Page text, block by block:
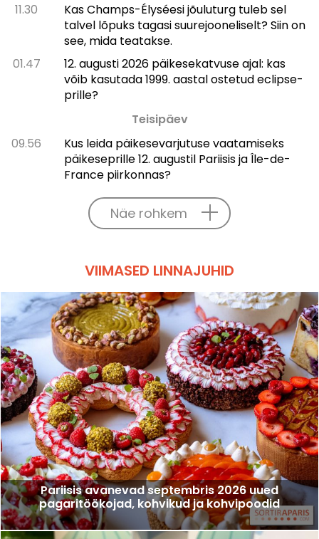
11.30
Kas Champs-Élysée­si jõuluturg tuleb sel
talvel lõpuks tagasi suurejooneliselt? Siin on
see, mida teatakse.
01.47
12. augusti 2026 päikesekatvuse ajal: kas
võib kasutada 1999. aastal ostetud eclipse-
prille?
Teisipäev
09.56
Kus leida päikesevarjutuse vaatamiseks
päikeseprille 12. augustil Pariisis ja Île-de-
France piirkonnas?
Näe rohkem
VIIMASED LINNAJUHID
Pariisis avanevad septembris 2026 uued
pagaritöökojad, kohvikud ja kohvipoodid